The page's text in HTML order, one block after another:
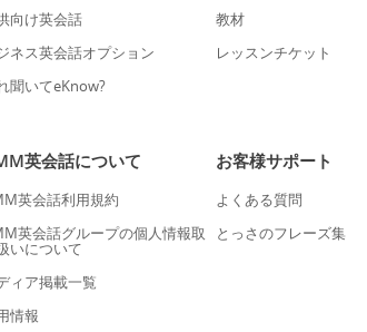
向け英会話
ネス英会話オプション
聞いてeKnow?
教材
レッスンチケット
英会話について
英会話利用規約
英会話グループの個人情報取
いについて
ィア掲載一覧
情報
お客様サポート
よくある質問
とっさのフレーズ集